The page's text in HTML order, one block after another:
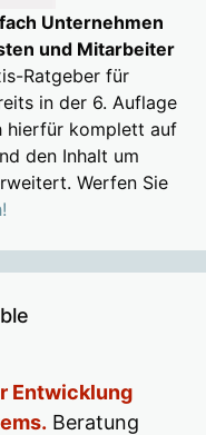
Unternehmen
und Mitarbeiter
Ratgeber für
in der 6. Auflage
hierfür komplett auf
den Inhalt um
Werfen Sie
Entwicklung
Beratung